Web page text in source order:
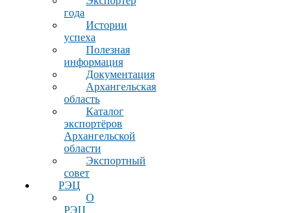
года
Истории
успеха
Полезная
информация
Документация
Архангельская
область
Каталог
экспортёров
Архангельской
области
Экспортный
совет
РЭЦ
О
РЭЦ